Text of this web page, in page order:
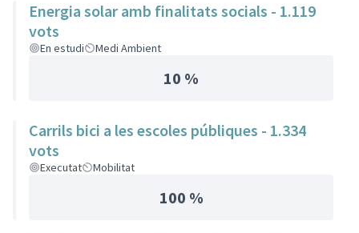
Energia solar amb finalitats socials - 1.119
vots
En estudi Medi Ambient
10 %
Carrils bici a les escoles públiques - 1.334
vots
Executat Mobilitat
100 %